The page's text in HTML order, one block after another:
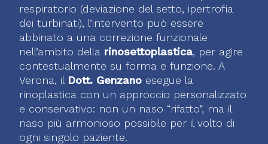
respiratorio (deviazione del setto, ipertrofia
dei turbinati), l’intervento può essere
abbinato a una correzione funzionale
nell’ambito della rinosettoplastica, per agire
contestualmente su forma e funzione. A
Verona, il Dott. Genzano esegue la
rinoplastica con un approccio personalizzato
e conservativo: non un naso “rifatto”, ma il
naso più armonioso possibile per il volto di
ogni singolo paziente.